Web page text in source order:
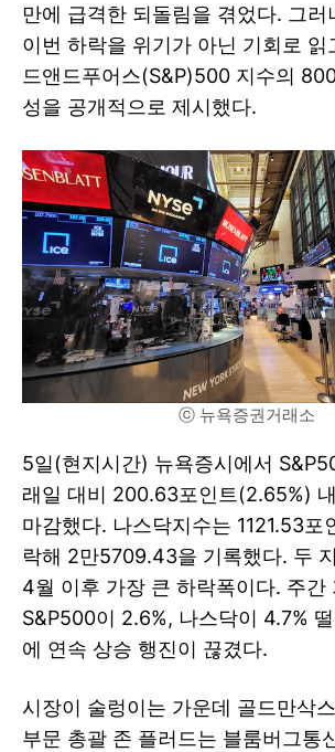
만에 급격한 되돌림을 겪었다. 그러
이번 하락을 위기가 아닌 기회로 읽
드앤드푸어스(S&P)500 지수의
성을 공개적으로 제시했다.
ⓒ 뉴욕증권거래소
5일(현지시간) 뉴욕증시에서
래일 대비 200.63포인트(2.65%)
마감했다. 나스닥지수는 1121.53포
락해 2만5709.43을 기록했다. 두
4월 이후 가장 큰 하락폭이다. 주간
S&P500이 2.6%, 나스닥이 4.7%
에 연속 상승 행진이 끊겼다.
시장이 술렁이는 가운데 골드만삭
부문 총괄 존 플러드는 블룸버그통